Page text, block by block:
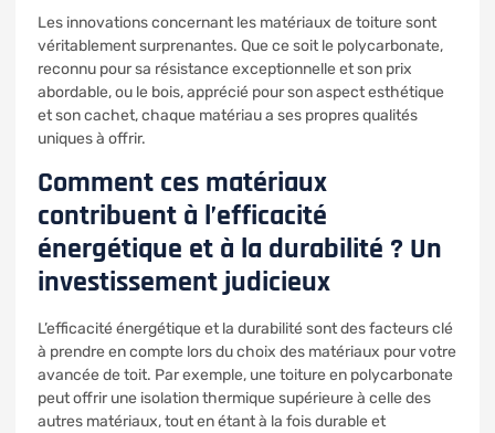
Les innovations concernant les matériaux de toiture sont
véritablement surprenantes. Que ce soit le polycarbonate,
reconnu pour sa résistance exceptionnelle et son prix
abordable, ou le bois, apprécié pour son aspect esthétique
et son cachet, chaque matériau a ses propres qualités
uniques à offrir.
Comment ces matériaux
contribuent à l’efficacité
énergétique et à la durabilité ? Un
investissement judicieux
L’efficacité énergétique et la durabilité sont des facteurs clé
à prendre en compte lors du choix des matériaux pour votre
avancée de toit. Par exemple, une toiture en polycarbonate
peut offrir une isolation thermique supérieure à celle des
autres matériaux, tout en étant à la fois durable et